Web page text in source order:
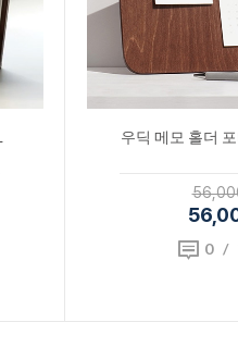
우딕 메모 홀더
0/